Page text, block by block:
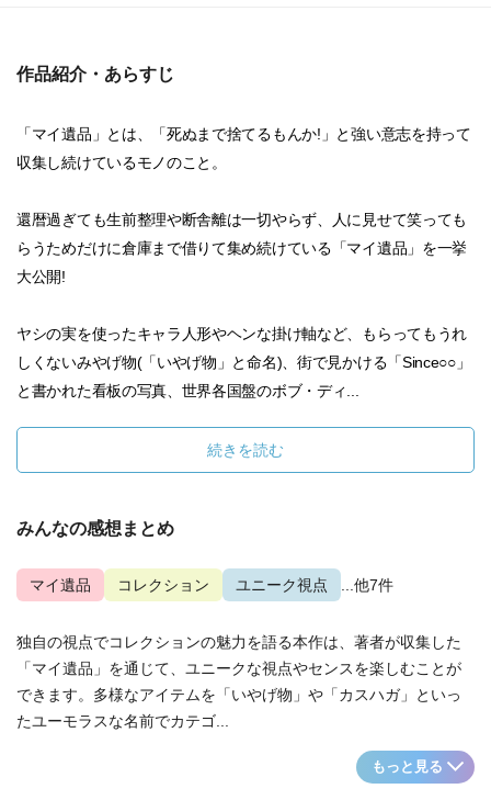
作品紹介・あらすじ
「マイ遺品」とは、「死ぬまで捨てるもんか!」と強い意志を持って
収集し続けているモノのこと。
還暦過ぎても生前整理や断舎離は一切やらず、人に見せて笑っても
らうためだけに倉庫まで借りて集め続けている「マイ遺品」を一挙
大公開!
ヤシの実を使ったキャラ人形やヘンな掛け軸など、もらってもうれ
しくないみやげ物(「いやげ物」と命名)、街で見かける「Since○○」
と書かれた看板の写真、世界各国盤のボブ・ディ...
続きを読む
みんなの感想まとめ
マイ遺品 コレクション ユニーク視点 ...他7件
独自の視点でコレクションの魅力を語る本作は、著者が収集した
「マイ遺品」を通じて、ユニークな視点やセンスを楽しむことが
できます。多様なアイテムを「いやげ物」や「カスハガ」といっ
たユーモラスな名前でカテゴ...
もっと見る